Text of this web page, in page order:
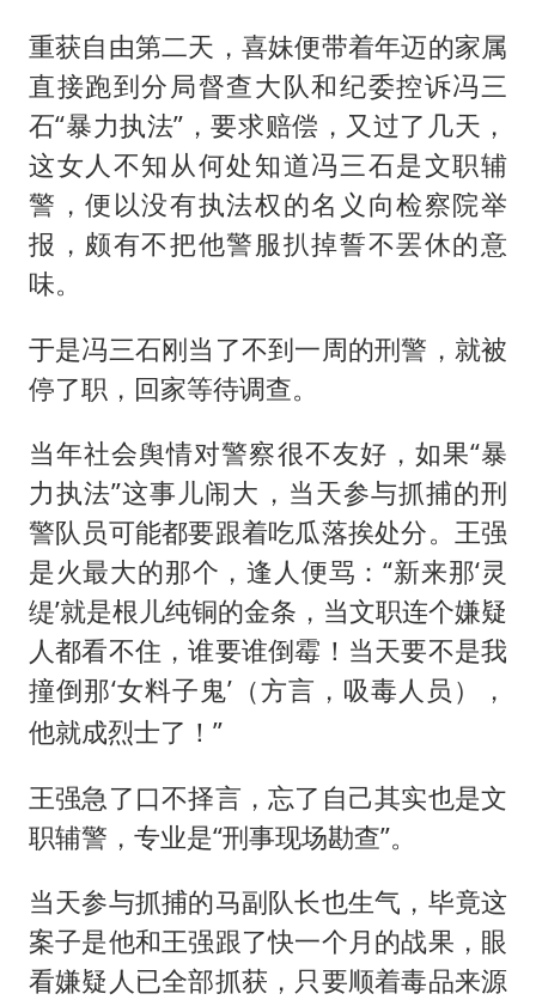
重获自由第二天，喜妹便带着年迈的家属
直接跑到分局督查大队和纪委控诉冯三
石“暴力执法”，要求赔偿，又过了几天，
这女人不知从何处知道冯三石是文职辅
警，便以没有执法权的名义向检察院举
报，颇有不把他警服扒掉誓不罢休的意
味。
于是冯三石刚当了不到一周的刑警，就被
停了职，回家等待调查。
当年社会舆情对警察很不友好，如果“暴
力执法”这事儿闹大，当天参与抓捕的刑
警队员可能都要跟着吃瓜落挨处分。王强
是火最大的那个，逢人便骂：“新来那‘灵
缇’就是根儿纯铜的金条，当文职连个嫌疑
人都看不住，谁要谁倒霉！当天要不是我
撞倒那‘女料子鬼’（方言，吸毒人员 ），
他就成烈士了！”
王强急了口不择言，忘了自己其实也是文
职辅警，专业是“刑事现场勘查”。
当天参与抓捕的马副队长也生气，毕竟这
案子是他和王强跟了快一个月的战果，眼
看嫌疑人已全部抓获，只要顺着毒品来源